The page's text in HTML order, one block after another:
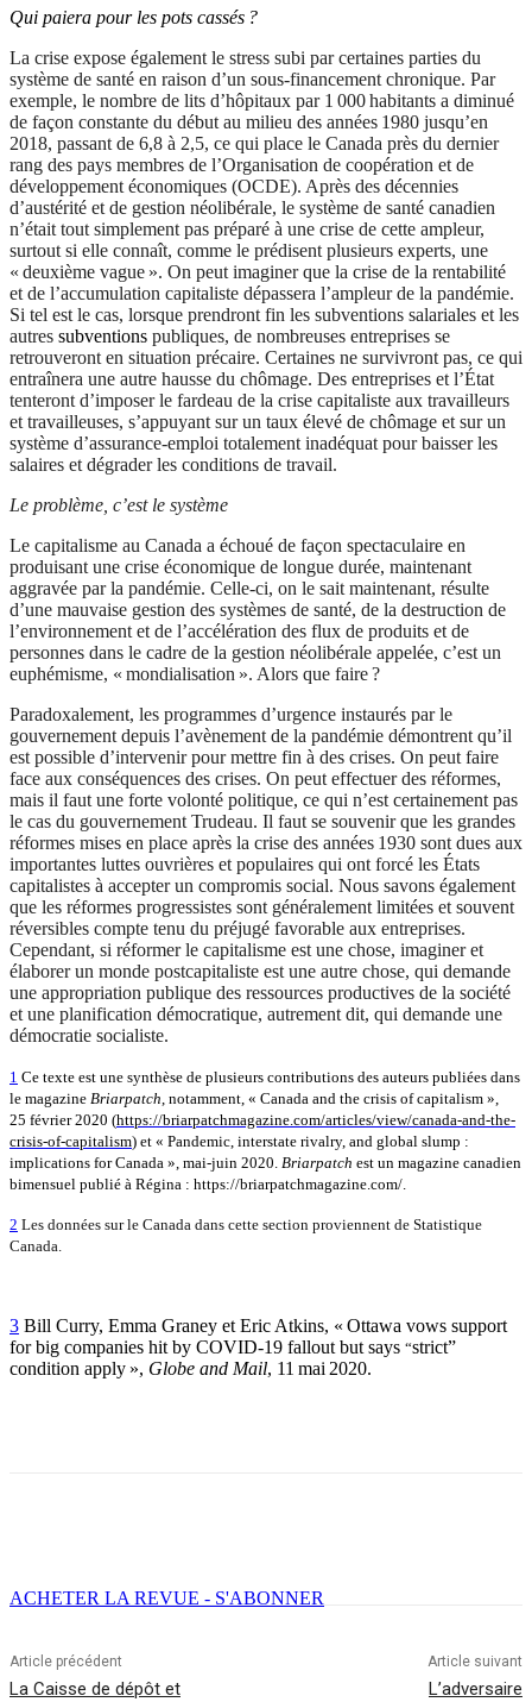
Qui paiera pour les pots cassés ?
La crise expose également le stress subi par certaines parties du
système de santé en raison d’un sous-financement chronique. Par
exemple, le nombre de lits d’hôpitaux par 1 000 habitants a diminué
de façon constante du début au milieu des années 1980 jusqu’en
2018, passant de 6,8 à 2,5, ce qui place le Canada près du dernier
rang des pays membres de l’Organisation de coopération et de
développement économiques (OCDE). Après des décennies
d’austérité et de gestion néolibérale, le système de santé canadien
n’était tout simplement pas préparé à une crise de cette ampleur,
surtout si elle connaît, comme le prédisent plusieurs experts, une
« deuxième vague ». On peut imaginer que la crise de la rentabilité
et de l’accumulation capitaliste dépassera l’ampleur de la pandémie.
Si tel est le cas, lorsque prendront fin les subventions salariales et les
autres subventions publiques, de nombreuses entreprises se
retrouveront en situation précaire. Certaines ne survivront pas, ce qui
entraînera une autre hausse du chômage. Des entreprises et l’État
tenteront d’imposer le fardeau de la crise capitaliste aux travailleurs
et travailleuses, s’appuyant sur un taux élevé de chômage et sur un
système d’assurance-emploi totalement inadéquat pour baisser les
salaires et dégrader les conditions de travail.
Le problème, c’est le système
Le capitalisme au Canada a échoué de façon spectaculaire en
produisant une crise économique de longue durée, maintenant
aggravée par la pandémie. Celle-ci, on le sait maintenant, résulte
d’une mauvaise gestion des systèmes de santé, de la destruction de
l’environnement et de l’accélération des flux de produits et de
personnes dans le cadre de la gestion néolibérale appelée, c’est un
euphémisme, « mondialisation ». Alors que faire ?
Paradoxalement, les programmes d’urgence instaurés par le
gouvernement depuis l’avènement de la pandémie démontrent qu’il
est possible d’intervenir pour mettre fin à des crises. On peut faire
face aux conséquences des crises. On peut effectuer des réformes,
mais il faut une forte volonté politique, ce qui n’est certainement pas
le cas du gouvernement Trudeau. Il faut se souvenir que les grandes
réformes mises en place après la crise des années 1930 sont dues aux
importantes luttes ouvrières et populaires qui ont forcé les États
capitalistes à accepter un compromis social. Nous savons également
que les réformes progressistes sont généralement limitées et souvent
réversibles compte tenu du préjugé favorable aux entreprises.
Cependant, si réformer le capitalisme est une chose, imaginer et
élaborer un monde postcapitaliste est une autre chose, qui demande
une appropriation publique des ressources productives de la société
et une planification démocratique, autrement dit, qui demande une
démocratie socialiste.
1 Ce texte est une synthèse de plusieurs contributions des auteurs publiées dans
le magazine Briarpatch, notamment, « Canada and the crisis of capitalism »,
25 février 2020 (https://briarpatchmagazine.com/articles/view/canada-and-the-
crisis-of-capitalism) et « Pandemic, interstate rivalry, and global slump :
implications for Canada », mai-juin 2020. Briarpatch est un magazine canadien
bimensuel publié à Régina : https://briarpatchmagazine.com/.
2 Les données sur le Canada dans cette section proviennent de Statistique
Canada.
3 Bill Curry, Emma Graney et Eric Atkins, « Ottawa vows support
for big companies hit by COVID-19 fallout but says “strict”
condition apply », Globe and Mail, 11 mai 2020.
ACHETER LA REVUE - S'ABONNER
Article précédent
La Caisse de dépôt et
Article suivant
L’adversaire